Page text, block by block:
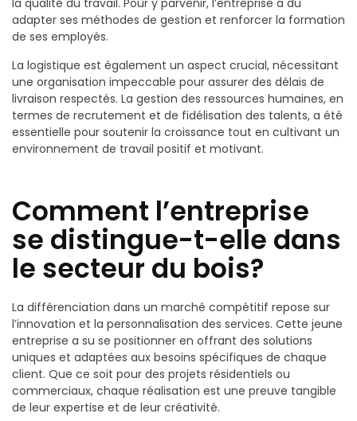
la qualité du travail. Pour y parvenir, l’entreprise a dû
adapter ses méthodes de gestion et renforcer la formation
de ses employés.
La logistique est également un aspect crucial, nécessitant
une organisation impeccable pour assurer des délais de
livraison respectés. La gestion des ressources humaines, en
termes de recrutement et de fidélisation des talents, a été
essentielle pour soutenir la croissance tout en cultivant un
environnement de travail positif et motivant.
Comment l’entreprise
se distingue-t-elle dans
le secteur du bois?
La différenciation dans un marché compétitif repose sur
l’innovation et la personnalisation des services. Cette jeune
entreprise a su se positionner en offrant des solutions
uniques et adaptées aux besoins spécifiques de chaque
client. Que ce soit pour des projets résidentiels ou
commerciaux, chaque réalisation est une preuve tangible
de leur expertise et de leur créativité.